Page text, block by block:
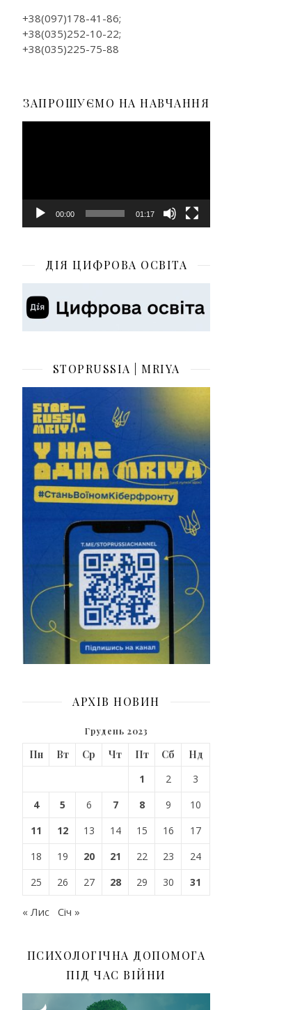
+38(097)178-41-86;
+38(035)252-10-22;
+38(035)225-75-88
ЗАПРОШУЄМО НА НАВЧАННЯ
00:00 01:17
ДІЯ ЦИФРОВА ОСВІТА
STOPRUSSIA | MRIYA
АРХІВ НОВИН
Грудень 2023
Пн Вт Ср Чт Пт Сб
Нд
1
2
3
4
5 6 7 8 9
10
11
12 13 14 15 16
17
18
19 20 21 22 23
24
25
26 27 28 29 30 31
« Лис Січ »
ПСИХОЛОГІЧНА ДОПОМОГА
ПІД ЧАС ВІЙНИ